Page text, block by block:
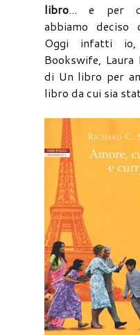
libro... e per
abbiamo deciso
Oggi infatti io,
Bookswife, Laura
di Un libro per
libro da cui sia